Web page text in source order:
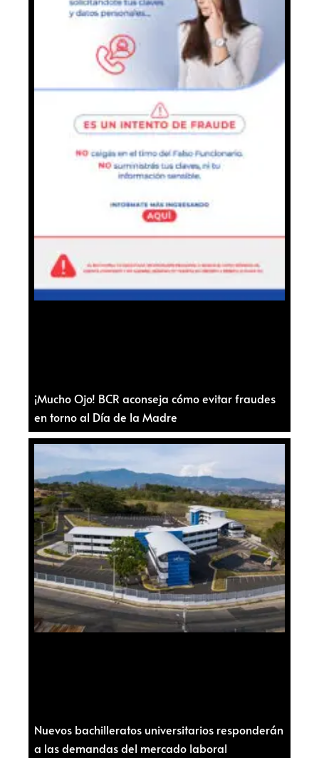
¡Mucho Ojo! BCR aconseja cómo evitar fraudes
en torno al Día de la Madre
Nuevos bachilleratos universitarios responderán
a las demandas del mercado laboral